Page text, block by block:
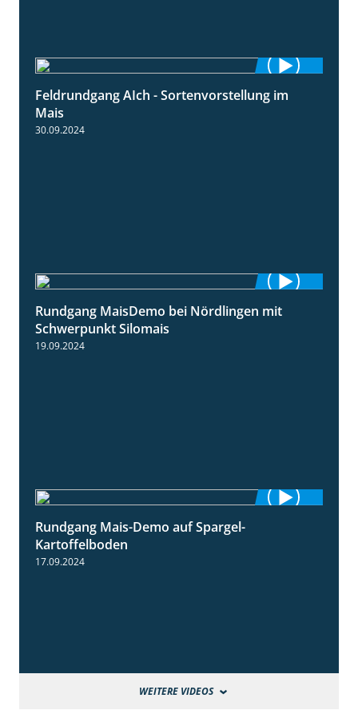
11:24
Feldrundgang AIch - Sortenvorstellung im
Mais
30.09.2024
10:51
Rundgang MaisDemo bei Nördlingen mit
Schwerpunkt Silomais
19.09.2024
Rundgang Mais-Demo auf Spargel-
Kartoffelboden
17.09.2024
WEITERE VIDEOS